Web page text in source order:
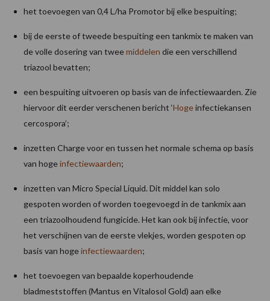
het toevoegen van 0,4 L/ha Promotor bij elke bespuiting;
bij de eerste of tweede bespuiting een tankmix te maken van
de volle dosering van tweemiddelen die een verschillend
triazool bevatten;
een bespuiting uitvoeren op basis van de infectiewaarden. Zie
hiervoor dit eerder verschenen bericht ‘Hogeinfectiekansen
cercospora’;
inzetten Charge voor en tussen het normale schema op basis
van hogeinfectiewaarden;
inzetten van Micro Special Liquid. Dit middel kan solo
gespoten worden of worden toegevoegd in de tankmix aan
een triazoolhoudend fungicide. Het kan ook bij infectie, voor
het verschijnen van de eerste vlekjes, worden gespoten op
basis van hogeinfectiewaarden;
het toevoegen van bepaalde koperhoudende
bladmeststoffen (Mantus en Vitalosol Gold) aan elke